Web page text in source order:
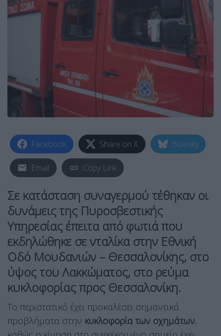
Facebook Share on X Bluesky
Email Copy Link
Σε κατάσταση συναγερμού τέθηκαν οι
δυνάμεις της Πυροσβεστικής
Υπηρεσίας έπειτα από φωτιά που
εκδηλώθηκε σενταλίκαστην Εθνική
Οδό Μουδανιών – Θεσσαλονίκης, στο
ύψος του Λακκώματος, στο ρεύμα
κυκλοφορίας προς Θεσσαλονίκη.
Το περιστατικό έχει προκαλέσει σημαντικά
προβλήματα στην κυκλοφορία των οχημάτων,